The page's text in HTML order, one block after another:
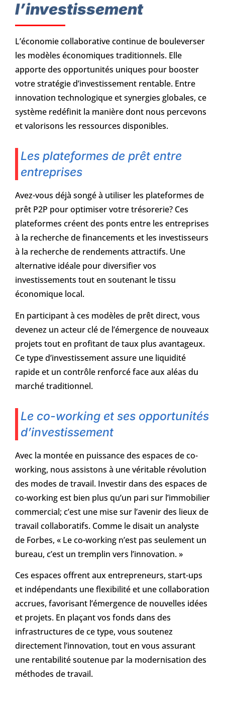
l’investissement
L’économie collaborative continue de bouleverser
les modèles économiques traditionnels. Elle
apporte des opportunités uniques pour booster
votre stratégie d’investissement rentable. Entre
innovation technologique et synergies globales, ce
système redéfinit la manière dont nous percevons
et valorisons les ressources disponibles.
Les plateformes de prêt entre
entreprises
Avez-vous déjà songé à utiliser les plateformes de
prêt P2P pour optimiser votre trésorerie? Ces
plateformes créent des ponts entre les entreprises
à la recherche de financements et les investisseurs
à la recherche de rendements attractifs. Une
alternative idéale pour diversifier vos
investissements tout en soutenant le tissu
économique local.
En participant à ces modèles de prêt direct, vous
devenez un acteur clé de l’émergence de nouveaux
projets tout en profitant de taux plus avantageux.
Ce type d’investissement assure une liquidité
rapide et un contrôle renforcé face aux aléas du
marché traditionnel.
Le co-working et ses opportunités
d’investissement
Avec la montée en puissance des espaces de co-
working, nous assistons à une véritable révolution
des modes de travail. Investir dans des espaces de
co-working est bien plus qu’un pari sur l’immobilier
commercial; c’est une mise sur l’avenir des lieux de
travail collaboratifs. Comme le disait un analyste
de Forbes, « Le co-working n’est pas seulement un
bureau, c’est un tremplin vers l’innovation. »
Ces espaces offrent aux entrepreneurs, start-ups
et indépendants une flexibilité et une collaboration
accrues, favorisant l’émergence de nouvelles idées
et projets. En plaçant vos fonds dans des
infrastructures de ce type, vous soutenez
directement l’innovation, tout en vous assurant
une rentabilité soutenue par la modernisation des
méthodes de travail.